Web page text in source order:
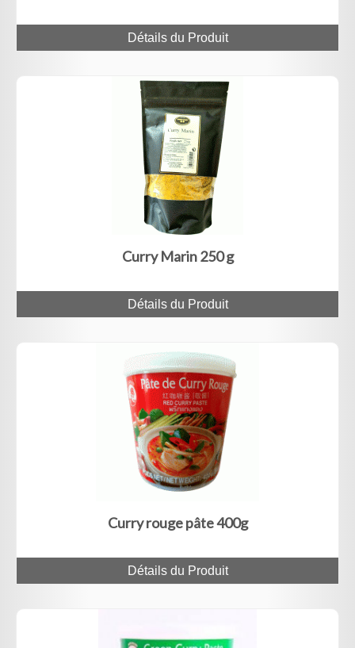
Détails du Produit
Curry Marin 250 g
Détails du Produit
Curry rouge pâte 400g
Détails du Produit